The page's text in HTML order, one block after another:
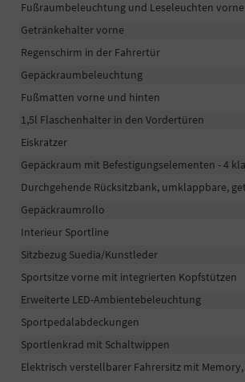
Fußraumbeleuchtung und Leseleuchten
Getränkehalter vorne
Regenschirm in der Fahrertür
Gepäckraumbeleuchtung
Fußmatten vorne und hinten
1,5l Flaschenhalter in den Vordertüren
Eiskratzer
Gepäckraum mit Befestigungselementen - 4
Durchgehende Rücksitzbank, umklappbare,
Gepäckraumrollo
Interieur Sportline
Sitzbezug Suedia/Kunstleder
Sportsitze vorne mit integrierten Kopfstützen
Erweiterte LED-Ambientebeleuchtung
Sportpedalabdeckungen
Sportlenkrad mit Schaltwippen
Elektrisch verstellbarer Fahrersitz mit